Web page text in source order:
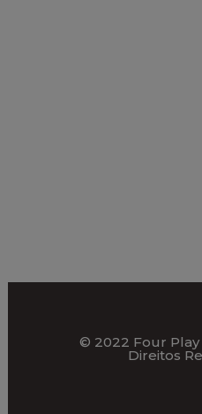
© 2022 Four
Direitos